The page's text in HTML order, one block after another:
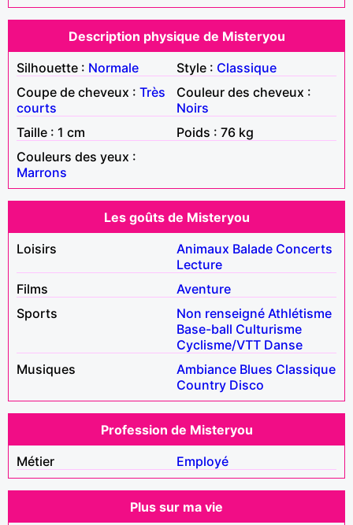
Description physique de Misteryou
Silhouette : Normale Style : Classique
Coupe de cheveux : Très
courts
Couleur des cheveux :
Noirs
Taille : 1 cm
Poids : 76 kg
Couleurs des yeux :
Marrons
Les goûts de Misteryou
Loisirs
Animaux Balade Concerts
Lecture
Films
Aventure
Sports
Non renseigné Athlétisme
Base-ball Culturisme
Cyclisme/VTT Danse
Musiques
Ambiance Blues Classique
Country Disco
Profession de Misteryou
Métier
Employé
Plus sur ma vie